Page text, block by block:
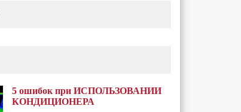
5 ошибок при ИСПОЛЬЗОВАНИИ
КОНДИЦИОНЕРА